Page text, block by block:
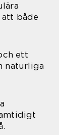
att både
ett
naturliga